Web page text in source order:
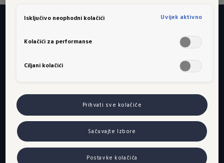
Želite se dalje informisati ili
partnera
Iskoristite našu praktičnu tražilicu ovlaštenih
partnera, kako biste jednostavno pronašli sebi
najbližeg te telefonski ili online rezervirali svoj
idući termin u servisu.
Isključivo neophodni kolačići Uvijek aktivno
Kolačići za performanse
Ciljani kolačići
Prihvati sve kolačiće
Sačuvajte Izbore
Postavke kolačića